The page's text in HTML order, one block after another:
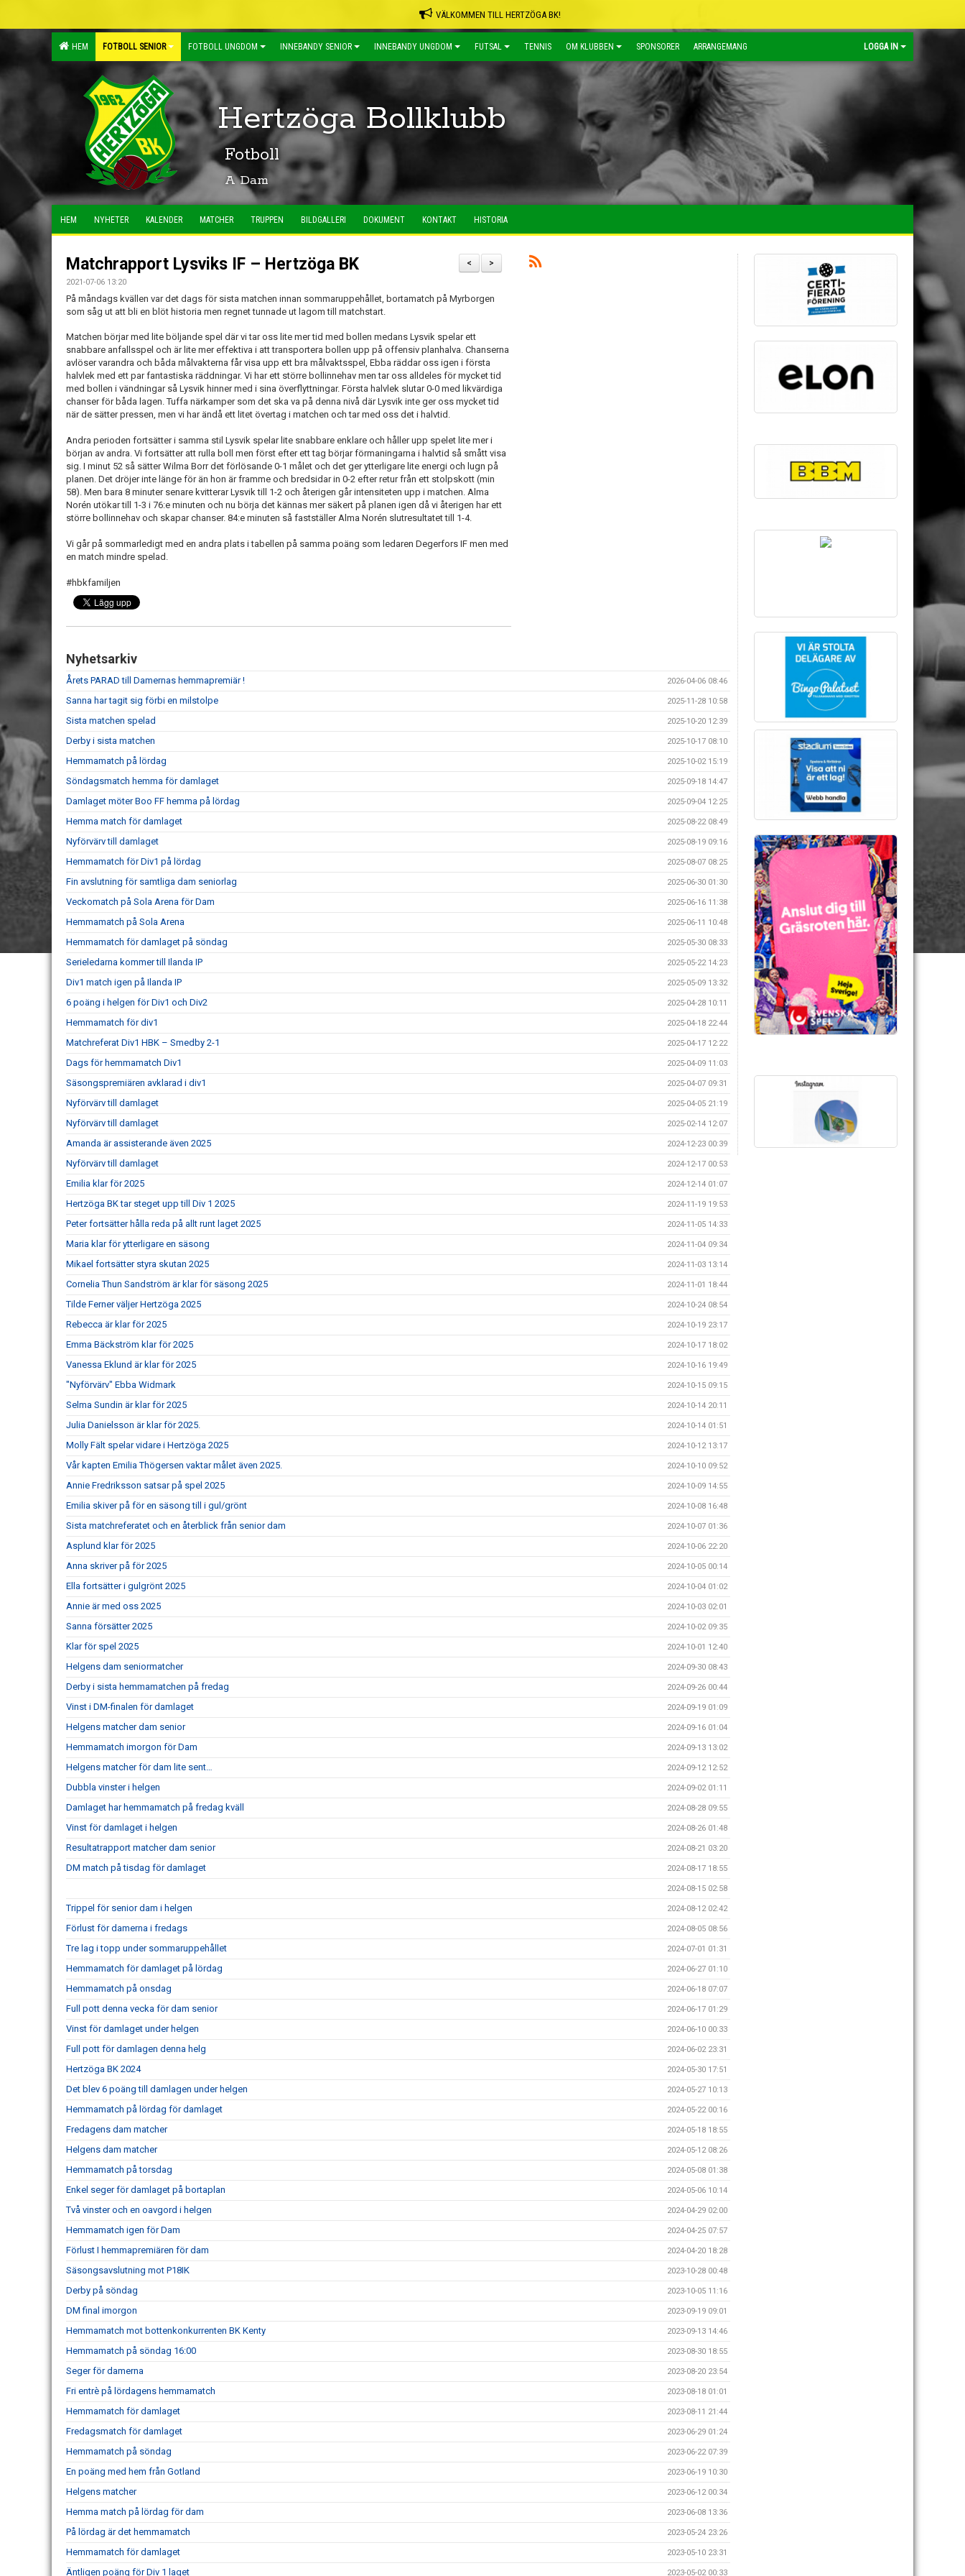
VÄLKOMMEN TILL HERTZÖGA BK!
HEM FOTBOLL SENIOR FOTBOLL UNGDOM INNEBANDY SENIOR INNEBANDY UNGDOM FUTSAL TENNIS OM KLUBBEN SPONSORER ARRANGEMANG LOGGA IN
Hertzöga Bollklubb
Fotboll
A Dam
HEM NYHETER KALENDER MATCHER TRUPPEN BILDGALLERI DOKUMENT KONTAKT HISTORIA
>
<
Matchrapport Lysviks IF – Hertzöga BK
2021-07-06 13:20
På måndags kvällen var det dags för sista matchen innan sommaruppehållet, bortamatch på Myrborgen
som såg ut att bli en blöt historia men regnet tunnade ut lagom till matchstart.
Matchen börjar med lite böljande spel där vi tar oss lite mer tid med bollen medans Lysvik spelar ett
snabbare anfallsspel och är lite mer effektiva i att transportera bollen upp på offensiv planhalva. Chanserna
avlöser varandra och båda målvakterna får visa upp ett bra målvaktsspel, Ebba räddar oss igen i första
halvlek med ett par fantastiska räddningar. Vi har ett större bollinnehav men tar oss alldeles för mycket tid
med bollen i vändningar så Lysvik hinner med i sina överflyttningar. Första halvlek slutar 0-0 med likvärdiga
chanser för båda lagen. Tuffa närkamper som det ska va på denna nivå där Lysvik inte ger oss mycket tid
när de sätter pressen, men vi har ändå ett litet övertag i matchen och tar med oss det i halvtid.
Andra perioden fortsätter i samma stil Lysvik spelar lite snabbare enklare och håller upp spelet lite mer i
början av andra. Vi fortsätter att rulla boll men först efter ett tag börjar förmaningarna i halvtid så smått visa
sig. I minut 52 så sätter Wilma Borr det förlösande 0-1 målet och det ger ytterligare lite energi och lugn på
planen. Det dröjer inte länge för än hon är framme och bredsidar in 0-2 efter retur från ett stolpskott (min
58). Men bara 8 minuter senare kvitterar Lysvik till 1-2 och återigen går intensiteten upp i matchen. Alma
Norén utökar till 1-3 i 76:e minuten och nu börja det kännas mer säkert på planen igen då vi återigen har ett
större bollinnehav och skapar chanser. 84:e minuten så fastställer Alma Norén slutresultatet till 1-4.
Vi går på sommarledigt med en andra plats i tabellen på samma poäng som ledaren Degerfors IF men med
en match mindre spelad.
#hbkfamiljen
Nyhetsarkiv
Årets PARAD till Damernas hemmapremiär ! 2026-04-06 08:46
Sanna har tagit sig förbi en milstolpe 2025-11-28 10:58
Sista matchen spelad 2025-10-20 12:39
Derby i sista matchen 2025-10-17 08:10
Hemmamatch på lördag 2025-10-02 15:19
Söndagsmatch hemma för damlaget 2025-09-18 14:47
Damlaget möter Boo FF hemma på lördag 2025-09-04 12:25
Hemma match för damlaget 2025-08-22 08:49
Nyförvärv till damlaget 2025-08-19 09:16
Hemmamatch för Div1 på lördag 2025-08-07 08:25
Fin avslutning för samtliga dam seniorlag 2025-06-30 01:30
Veckomatch på Sola Arena för Dam 2025-06-16 11:38
Hemmamatch på Sola Arena 2025-06-11 10:48
Hemmamatch för damlaget på söndag 2025-05-30 08:33
Serieledarna kommer till Ilanda IP 2025-05-22 14:23
Div1 match igen på Ilanda IP 2025-05-09 13:32
6 poäng i helgen för Div1 och Div2 2025-04-28 10:11
Hemmamatch för div1 2025-04-18 22:44
Matchreferat Div1 HBK – Smedby 2-1 2025-04-17 12:22
Dags för hemmamatch Div1 2025-04-09 11:03
Säsongspremiären avklarad i div1 2025-04-07 09:31
Nyförvärv till damlaget 2025-04-05 21:19
Nyförvärv till damlaget 2025-02-14 12:07
Amanda är assisterande även 2025 2024-12-23 00:39
Nyförvärv till damlaget 2024-12-17 00:53
Emilia klar för 2025 2024-12-14 01:07
Hertzöga BK tar steget upp till Div 1 2025 2024-11-19 19:53
Peter fortsätter hålla reda på allt runt laget 2025 2024-11-05 14:33
Maria klar för ytterligare en säsong 2024-11-04 09:34
Mikael fortsätter styra skutan 2025 2024-11-03 13:14
Cornelia Thun Sandström är klar för säsong 2025 2024-11-01 18:44
Tilde Ferner väljer Hertzöga 2025 2024-10-24 08:54
Rebecca är klar för 2025 2024-10-19 23:17
Emma Bäckström klar för 2025 2024-10-17 18:02
Vanessa Eklund är klar för 2025 2024-10-16 19:49
"Nyförvärv" Ebba Widmark 2024-10-15 09:15
Selma Sundin är klar för 2025 2024-10-14 20:11
Julia Danielsson är klar för 2025. 2024-10-14 01:51
Molly Fält spelar vidare i Hertzöga 2025 2024-10-12 13:17
Vår kapten Emilia Thögersen vaktar målet även 2025. 2024-10-10 09:52
Annie Fredriksson satsar på spel 2025 2024-10-09 14:55
Emilia skiver på för en säsong till i gul/grönt 2024-10-08 16:48
Sista matchreferatet och en återblick från senior dam 2024-10-07 01:36
Asplund klar för 2025 2024-10-06 22:20
Anna skriver på för 2025 2024-10-05 00:14
Ella fortsätter i gulgrönt 2025 2024-10-04 01:02
Annie är med oss 2025 2024-10-03 02:01
Sanna försätter 2025 2024-10-02 09:35
Klar för spel 2025 2024-10-01 12:40
Helgens dam seniormatcher 2024-09-30 08:43
Derby i sista hemmamatchen på fredag 2024-09-26 00:44
Vinst i DM-finalen för damlaget 2024-09-19 01:09
Helgens matcher dam senior 2024-09-16 01:04
Hemmamatch imorgon för Dam 2024-09-13 13:02
Helgens matcher för dam lite sent… 2024-09-12 12:52
Dubbla vinster i helgen 2024-09-02 01:11
Damlaget har hemmamatch på fredag kväll 2024-08-28 09:55
Vinst för damlaget i helgen 2024-08-26 01:48
Resultatrapport matcher dam senior 2024-08-21 03:20
DM match på tisdag för damlaget 2024-08-17 18:55
2024-08-15 02:58
Trippel för senior dam i helgen 2024-08-12 02:42
Förlust för damerna i fredags 2024-08-05 08:56
Tre lag i topp under sommaruppehållet 2024-07-01 01:31
Hemmamatch för damlaget på lördag 2024-06-27 01:10
Hemmamatch på onsdag 2024-06-18 07:07
Full pott denna vecka för dam senior 2024-06-17 01:29
Vinst för damlaget under helgen 2024-06-10 00:33
Full pott för damlagen denna helg 2024-06-02 23:31
Hertzöga BK 2024 2024-05-30 17:51
Det blev 6 poäng till damlagen under helgen 2024-05-27 10:13
Hemmamatch på lördag för damlaget 2024-05-22 00:16
Fredagens dam matcher 2024-05-18 18:55
Helgens dam matcher 2024-05-12 08:26
Hemmamatch på torsdag 2024-05-08 01:38
Enkel seger för damlaget på bortaplan 2024-05-06 10:14
Två vinster och en oavgord i helgen 2024-04-29 02:00
Hemmamatch igen för Dam 2024-04-25 07:57
Förlust I hemmapremiären för dam 2024-04-20 18:28
Säsongsavslutning mot P18IK 2023-10-28 00:48
Derby på söndag 2023-10-05 11:16
DM final imorgon 2023-09-19 09:01
Hemmamatch mot bottenkonkurrenten BK Kenty 2023-09-13 14:46
Hemmamatch på söndag 16:00 2023-08-30 18:55
Seger för damerna 2023-08-20 23:54
Fri entrè på lördagens hemmamatch 2023-08-18 01:01
Hemmamatch för damlaget 2023-08-11 21:44
Fredagsmatch för damlaget 2023-06-29 01:24
Hemmamatch på söndag 2023-06-22 07:39
En poäng med hem från Gotland 2023-06-19 10:30
Helgens matcher 2023-06-12 00:34
Hemma match på lördag för dam 2023-06-08 13:36
På lördag är det hemmamatch 2023-05-24 23:26
Hemmamatch för damlaget 2023-05-10 23:31
Äntligen poäng för Div 1 laget 2023-05-02 00:33